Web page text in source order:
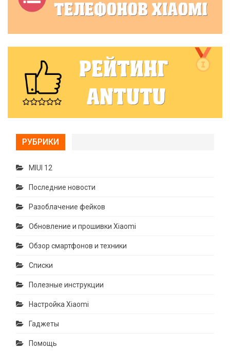
РУБРИКИ
MIUI 12
Последние новости
Разоблачение фейков
Обновление и прошивки Xiaomi
Обзор смартфонов и техники
Списки
Полезные инструкции
Настройка Xiaomi
Гаджеты
Помощь